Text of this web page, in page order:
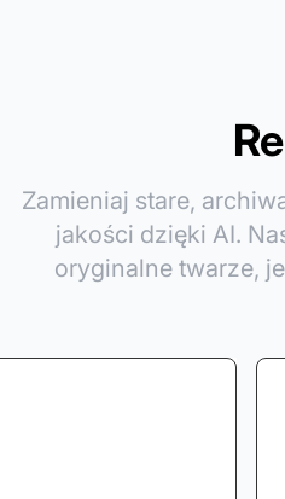
Zamieniaj stare,
jakości dzięki AI.
oryginalne twarze,